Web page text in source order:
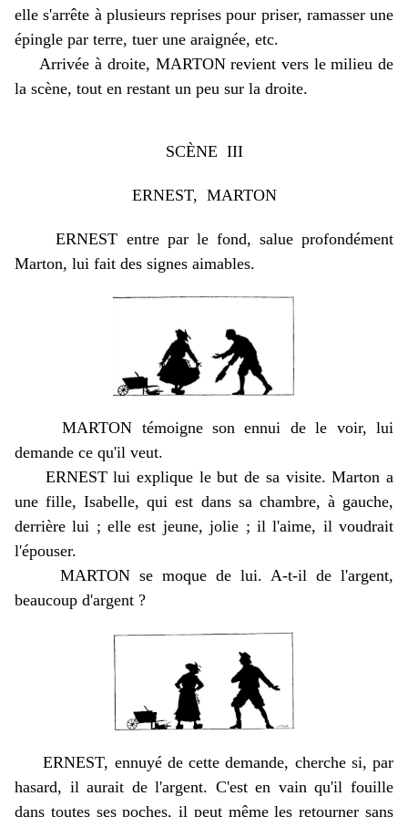
elle s'arrête à plusieurs reprises pour priser, ramasser une
épingle par terre, tuer une araignée, etc.
Arrivée à droite, MARTON revient vers le milieu de
la scène, tout en restant un peu sur la droite.
SCÈNE III
ERNEST, MARTON
ERNEST entre par le fond, salue profondément
Marton, lui fait des signes aimables.
MARTON témoigne son ennui de le voir, lui
demande ce qu'il veut.
ERNEST lui explique le but de sa visite. Marton a
une fille, Isabelle, qui est dans sa chambre, à gauche,
derrière lui ; elle est jeune, jolie ; il l'aime, il voudrait
l'épouser.
MARTON se moque de lui. A-t-il de l'argent,
beaucoup d'argent ?
ERNEST, ennuyé de cette demande, cherche si, par
hasard, il aurait de l'argent. C'est en vain qu'il fouille
dans toutes ses poches, il peut même les retourner sans